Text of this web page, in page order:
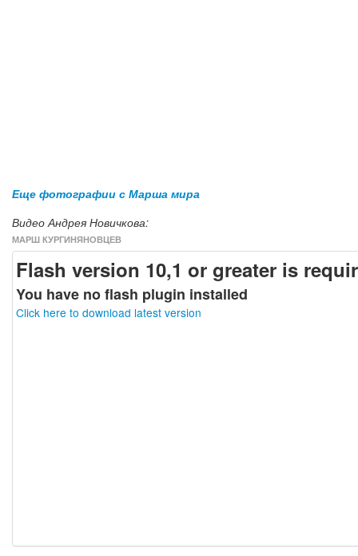
Еще фотографии с Марша мира
Видео Андрея Новичкова:
МАРШ КУРГИНЯНОВЦЕВ
Flash version 10,1 or greater is
You have no flash plugin installed
Click here to download latest version